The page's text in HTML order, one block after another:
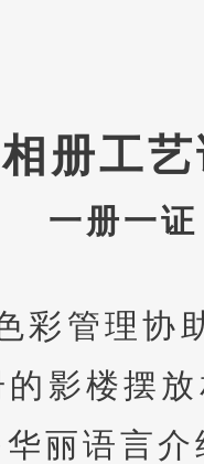
册工
一册一证
彩管理协
影楼摆
丽语言介